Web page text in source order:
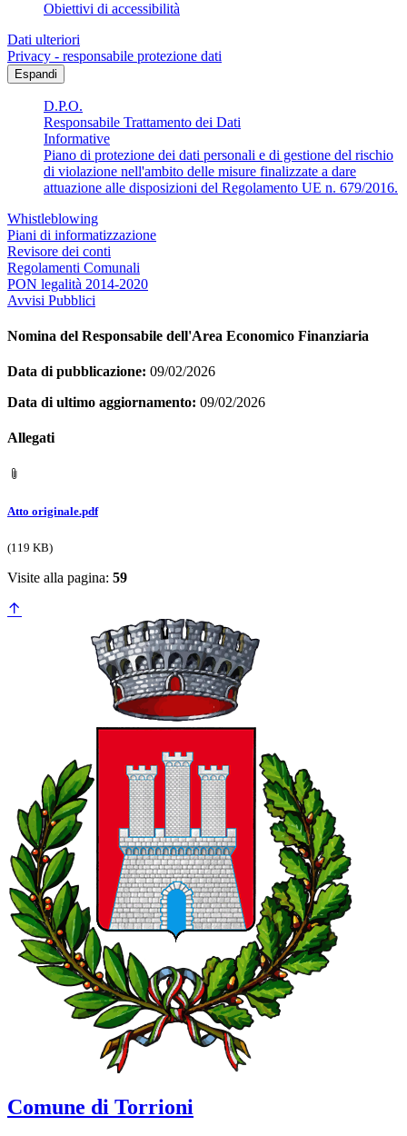
Obiettivi di accessibilità
Dati ulteriori
Privacy - responsabile protezione dati
Espandi
D.P.O.
Responsabile Trattamento dei Dati
Informative
Piano di protezione dei dati personali e di gestione del rischio
di violazione nell'ambito delle misure finalizzate a dare
attuazione alle disposizioni del Regolamento UE n. 679/2016.
Whistleblowing
Piani di informatizzazione
Revisore dei conti
Regolamenti Comunali
PON legalità 2014-2020
Avvisi Pubblici
Nomina del Responsabile dell'Area Economico Finanziaria
Data di pubblicazione: 09/02/2026
Data di ultimo aggiornamento: 09/02/2026
Allegati
Atto originale.pdf
(119 KB)
Visite alla pagina: 59
Comune di Torrioni